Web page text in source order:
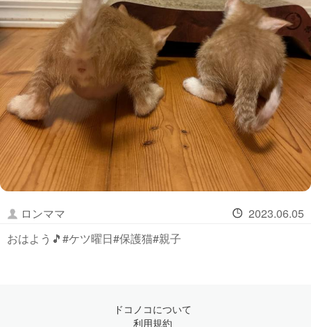
ロンママ
2023.06.05
おはよう🎵#ケツ曜日#保護猫#親子
ドコノコについて
利用規約